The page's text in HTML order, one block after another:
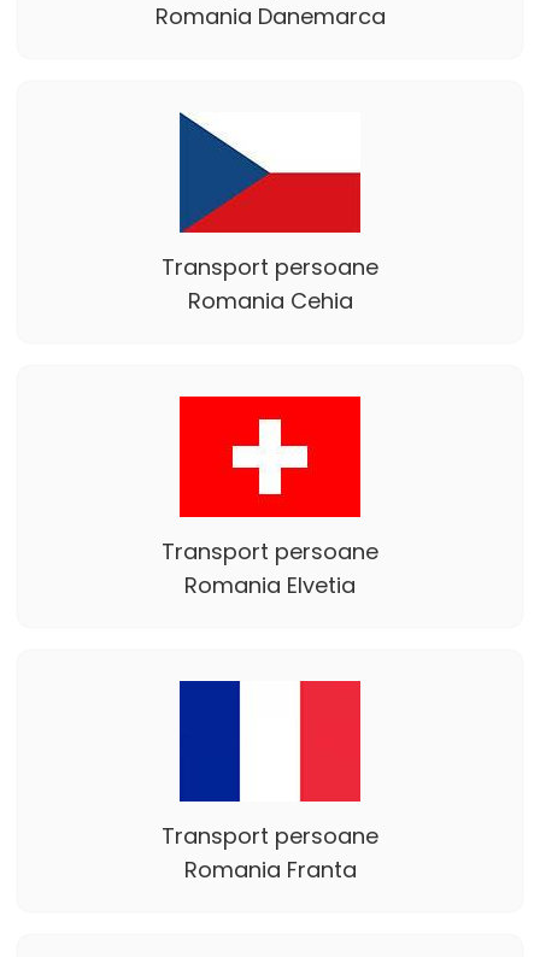
Romania Danemarca
Transport persoane
Romania Cehia
Transport persoane
Romania Elvetia
Transport persoane
Romania Franta